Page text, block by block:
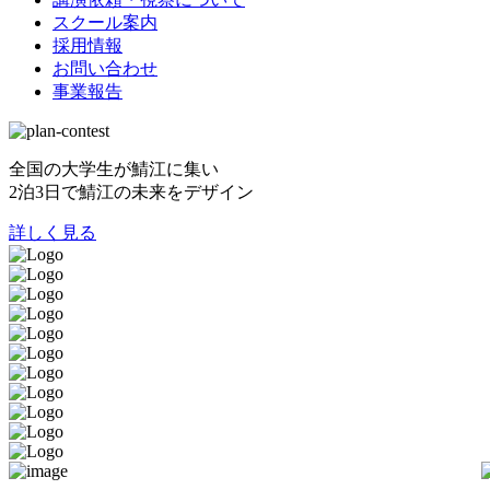
スクール案内
採用情報
お問い合わせ
事業報告
全国の大学生が鯖江に集い
2泊3日で鯖江の未来をデザイン
詳しく見る